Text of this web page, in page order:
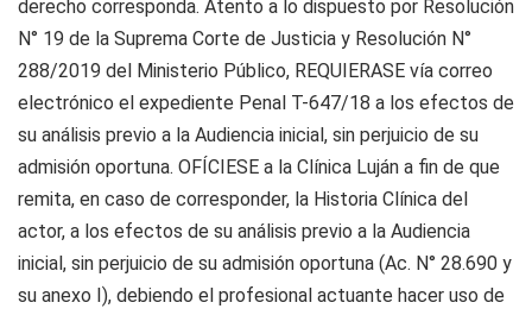
derecho corresponda. Atento a lo dispuesto por Resolución
N° 19 de la Suprema Corte de Justicia y Resolución N°
288/2019 del Ministerio Público, REQUIERASE vía correo
electrónico el expediente Penal T-647/18 a los efectos de
su análisis previo a la Audiencia inicial, sin perjuicio de su
admisión oportuna. OFÍCIESE a la Clínica Luján a fin de que
remita, en caso de corresponder, la Historia Clínica del
actor, a los efectos de su análisis previo a la Audiencia
inicial, sin perjuicio de su admisión oportuna (Ac. N° 28.690 y
su anexo I), debiendo el profesional actuante hacer uso de